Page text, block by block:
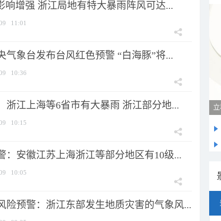
响增强 浙江局地有特大暴雨阵风可达...
11:01
气象台发布台风红色预警 “白海豚”将...
10:36
浙江上海等6省市有大暴雨 浙江部分地...
10:15
：安徽江苏上海浙江等部分地区有10级...
10:05
险预警：浙江东部发生地质灾害的气象风...